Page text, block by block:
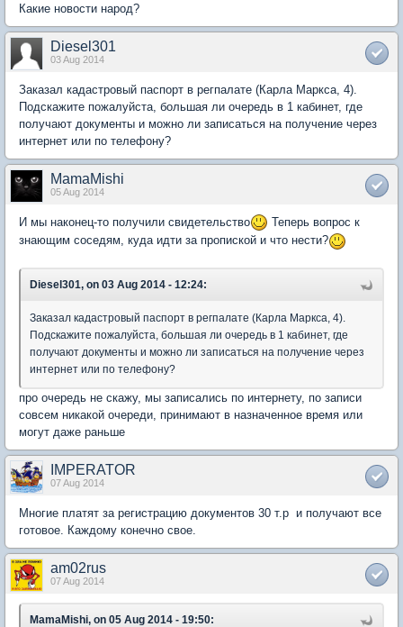
Какие новости народ?
Diesel301
03 Aug 2014
Заказал кадастровый паспорт в регпалате (Карла Маркса, 4).
Подскажите пожалуйcта, большая ли очередь в 1 кабинет, где
получают документы и можно ли записаться на получение через
интернет или по телефону?
MamaMishi
05 Aug 2014
И мы наконец-то получили свидетельство
Теперь вопрос к
знающим соседям, куда идти за пропиской и что нести?
Diesel301, on 03 Aug 2014 - 12:24:
Заказал кадастровый паспорт в регпалате (Карла Маркса, 4).
Подскажите пожалуйcта, большая ли очередь в 1 кабинет, где
получают документы и можно ли записаться на получение через
интернет или по телефону?
про очередь не скажу, мы записались по интернету, по записи
совсем никакой очереди, принимают в назначенное время или
могут даже раньше
IMPERATOR
07 Aug 2014
Многие платят за регистрацию документов 30 т.р и получают все
готовое. Каждому конечно свое.
am02rus
07 Aug 2014
MamaMishi, on 05 Aug 2014 - 19:50: